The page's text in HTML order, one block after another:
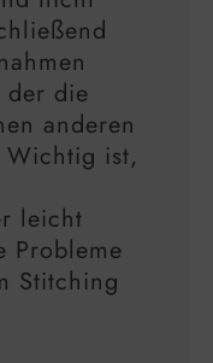
der die
anderen
Wichtig ist,
leicht
Probleme
Stitching